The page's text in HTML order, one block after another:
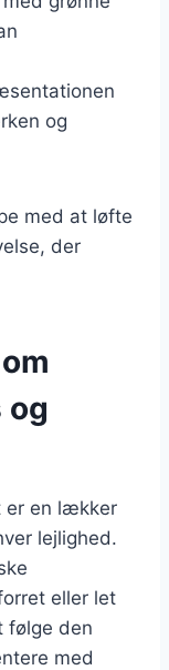
og
med at løfte
der
og
er en lækker
lejlighed.
eller let
følge den
med